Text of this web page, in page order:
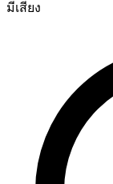
มีเสียง